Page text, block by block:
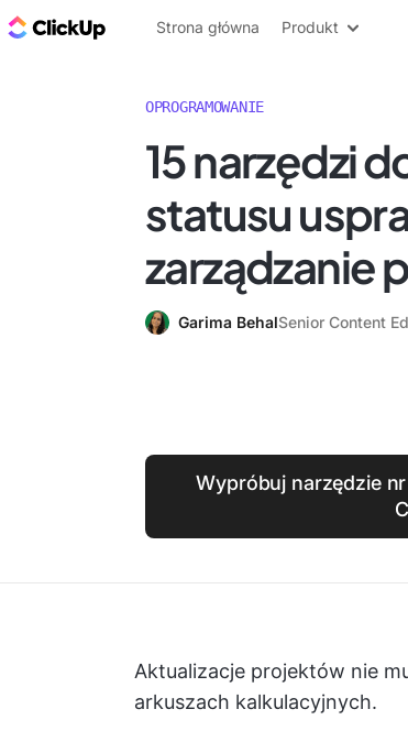
ClickUp Blog
Strona główna Produkt
OPROGRAMOWANIE
15 narzędzi
statusu
zarządzanie
Garima BehalSenior Content
Wypróbuj narzędzie
Aktualizacje projektów nie
arkuszach kalkulacyjnych.